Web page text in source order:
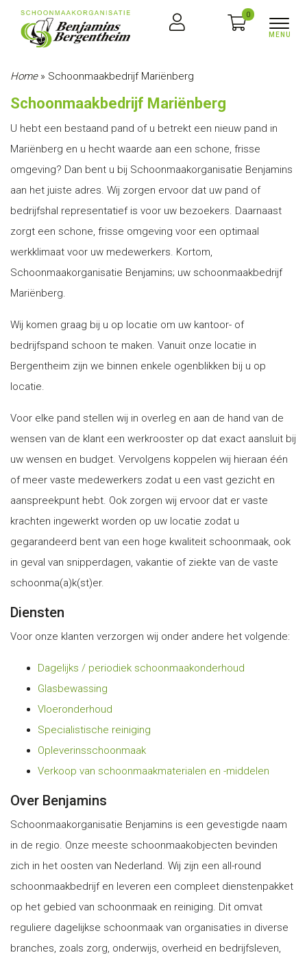
0
Home» Schoonmaakbedrijf Mariënberg
Schoonmaakbedrijf Mariënberg
U hebt een bestaand pand of u betrekt een nieuw pand in
Mariënberg en u hecht waarde aan een schone, frisse
omgeving? Dan bent u bij Schoonmaakorganisatie Benjamins
aan het juiste adres. Wij zorgen ervoor dat uw pand of
bedrijfshal representatief is voor uw bezoekers. Daarnaast
zorgt een schone, frisse omgeving voor een optimaal
werkklimaat voor uw medewerkers. Kortom,
Schoonmaakorganisatie Benjamins; uw schoonmaakbedrijf
Mariënberg.
Wij komen graag bij u op locatie om uw kantoor- of
bedrijfspand schoon te maken. Vanuit onze locatie in
Bergentheim zijn we binnen enkele ogenblikken bij u op
locatie.
Voor elke pand stellen wij in overleg en aan de hand van de
wensen van de klant een werkrooster op dat exact aansluit bij
uw wensen en budget. Vervolgens koppelen wij hieraan één
of meer vaste medewerkers zodat u een vast gezicht en
aanspreekpunt hebt. Ook zorgen wij ervoor dat er vaste
krachten ingewerkt worden op uw locatie zodat u
gegarandeerd bent van een hoge kwaliteit schoonmaak, ook
in geval van snipperdagen, vakantie of ziekte van de vaste
schoonma(a)k(st)er.
Diensten
Voor onze klanten verzorgen wij onder andere het volgende:
Dagelijks / periodiek schoonmaakonderhoud
Glasbewassing
Vloeronderhoud
Specialistische reiniging
Opleverinsschoonmaak
Verkoop van schoonmaakmaterialen en -middelen
Over Benjamins
Schoonmaakorganisatie Benjamins is een gevestigde naam
in de regio. Onze meeste schoonmaakobjecten bevinden
zich in het oosten van Nederland. Wij zijn een all-round
schoonmaakbedrijf en leveren een compleet dienstenpakket
op het gebied van schoonmaak en reiniging. Dit omvat
reguliere dagelijkse schoonmaak van organisaties in diverse
branches, zoals zorg, onderwijs, overheid en bedrijfsleven,